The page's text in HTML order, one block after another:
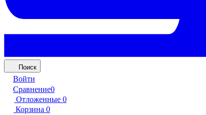
Поиск
Войти
Сравнение0
Отложенные 0
Корзина 0